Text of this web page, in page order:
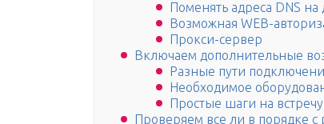
Поменять адреса DNS на
Возможная WEB-
Прокси-сервер
Включаем дополнительные
Разные пути
Необходимое
Простые шаги на
Проверяем все ли в порядке с